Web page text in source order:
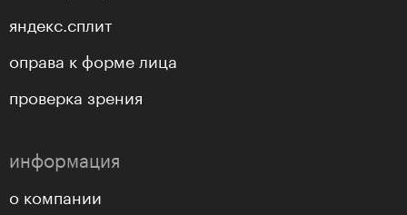
яндекс.сплит
оправа к форме лица
проверка зрения
информация
о компании